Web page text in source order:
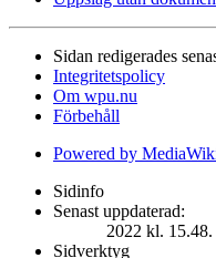
Sidan redigerades
Integritetspolicy
Om wpu.nu
Förbehåll
Powered by
Sidinfo
Senast uppdaterad:
2022 kl. 15.48.
Sidverktyg